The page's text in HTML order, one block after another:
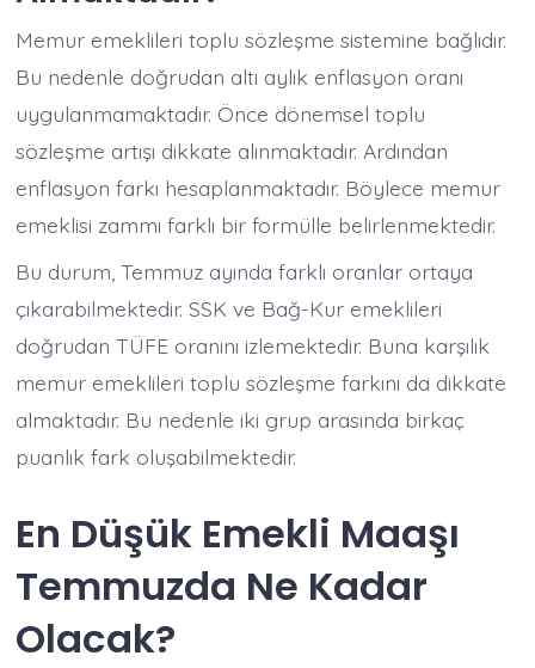
Memur emeklileri toplu sözleşme sistemine bağlıdır.
Bu nedenle doğrudan altı aylık enflasyon oranı
uygulanmamaktadır. Önce dönemsel toplu
sözleşme artışı dikkate alınmaktadır. Ardından
enflasyon farkı hesaplanmaktadır. Böylece memur
emeklisi zammı farklı bir formülle belirlenmektedir.
Bu durum, Temmuz ayında farklı oranlar ortaya
çıkarabilmektedir. SSK ve Bağ-Kur emeklileri
doğrudan TÜFE oranını izlemektedir. Buna karşılık
memur emeklileri toplu sözleşme farkını da dikkate
almaktadır. Bu nedenle iki grup arasında birkaç
puanlık fark oluşabilmektedir.
En Düşük Emekli Maaşı
Temmuzda Ne Kadar
Olacak?